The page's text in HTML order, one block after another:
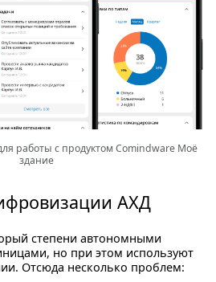
работы с продуктом Comindware Моё
здание
АХД
степени автономными
но при этом используют
Отсюда несколько проблем: